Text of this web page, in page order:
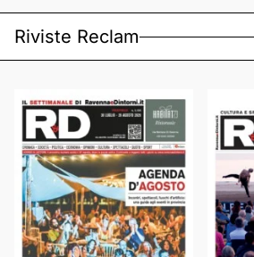
Riviste Reclam